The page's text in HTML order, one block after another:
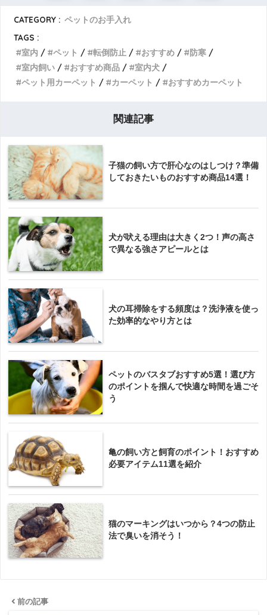
CATEGORY : ペットのお手入れ
TAGS :
室内
ペット 転倒防止 おすすめ
防寒
室内飼い
おすすめ商品
室内犬
ペット用カーペット
カーペット おすすめカーペット
関連記事
子猫の飼い方で肝心なのはしつけ？準備
しておきたいものおすすめ商品14選！
犬が吠える理由は大きく2つ！声の高さ
で異なる強さアピールとは
犬の耳掃除をする頻度は？洗浄液を使っ
た効率的なやり方とは
ペットのバスタブおすすめ5選！選び方
のポイントを掴んで快適な時間を過ごそ
う
亀の飼い方と飼育のポイント！おすすめ
必要アイテム11選を紹介
猫のマーキングはいつから？4つの防止
法で臭いを消そう！
前の記事